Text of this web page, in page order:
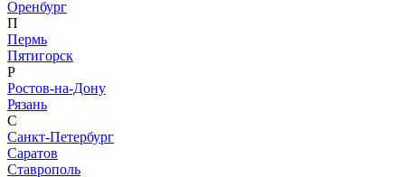
Оренбург
П
Пермь
Пятигорск
Р
Ростов-на-Дону
Рязань
С
Санкт-Петербург
Саратов
Ставрополь